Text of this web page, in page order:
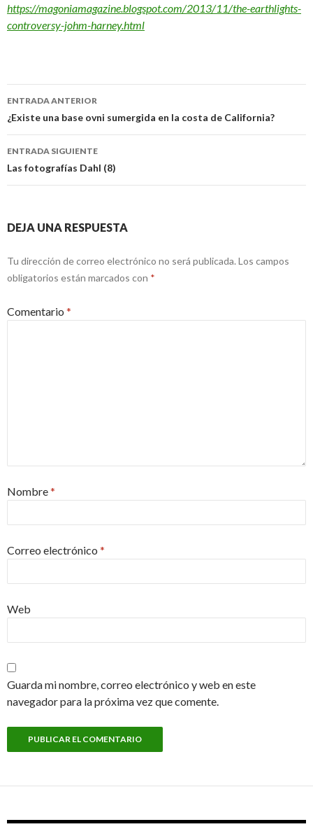
https://magoniamagazine.blogspot.com/2013/11/the-earthlights-
controversy-johm-harney.html
Navegación
de
entradas
ENTRADA ANTERIOR
¿Existe una base ovni sumergida en la costa de California?
ENTRADA SIGUIENTE
Las fotografías Dahl (8)
DEJA UNA RESPUESTA
Tu dirección de correo electrónico no será publicada. Los campos
obligatorios están marcados con *
Comentario *
Nombre*
Correo electrónico *
Web
Guarda mi nombre, correo electrónico y web en este
navegador para la próxima vez que comente.